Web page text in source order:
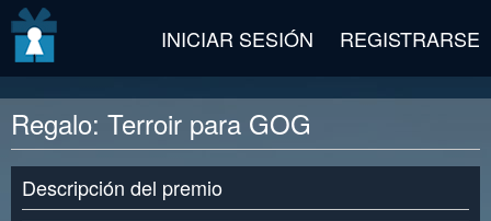
INICIAR SESIÓN REGISTRARSE
Regalo: Terroir para GOG
Descripción del premio